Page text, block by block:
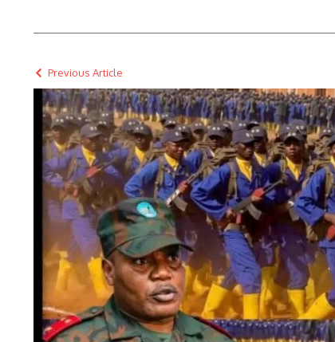
Previous Article